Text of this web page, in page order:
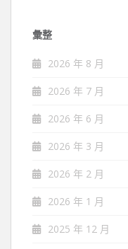
彙整
2026 年 8 月
2026 年 7 月
2026 年 6 月
2026 年 3 月
2026 年 2 月
2026 年 1 月
2025 年 12 月